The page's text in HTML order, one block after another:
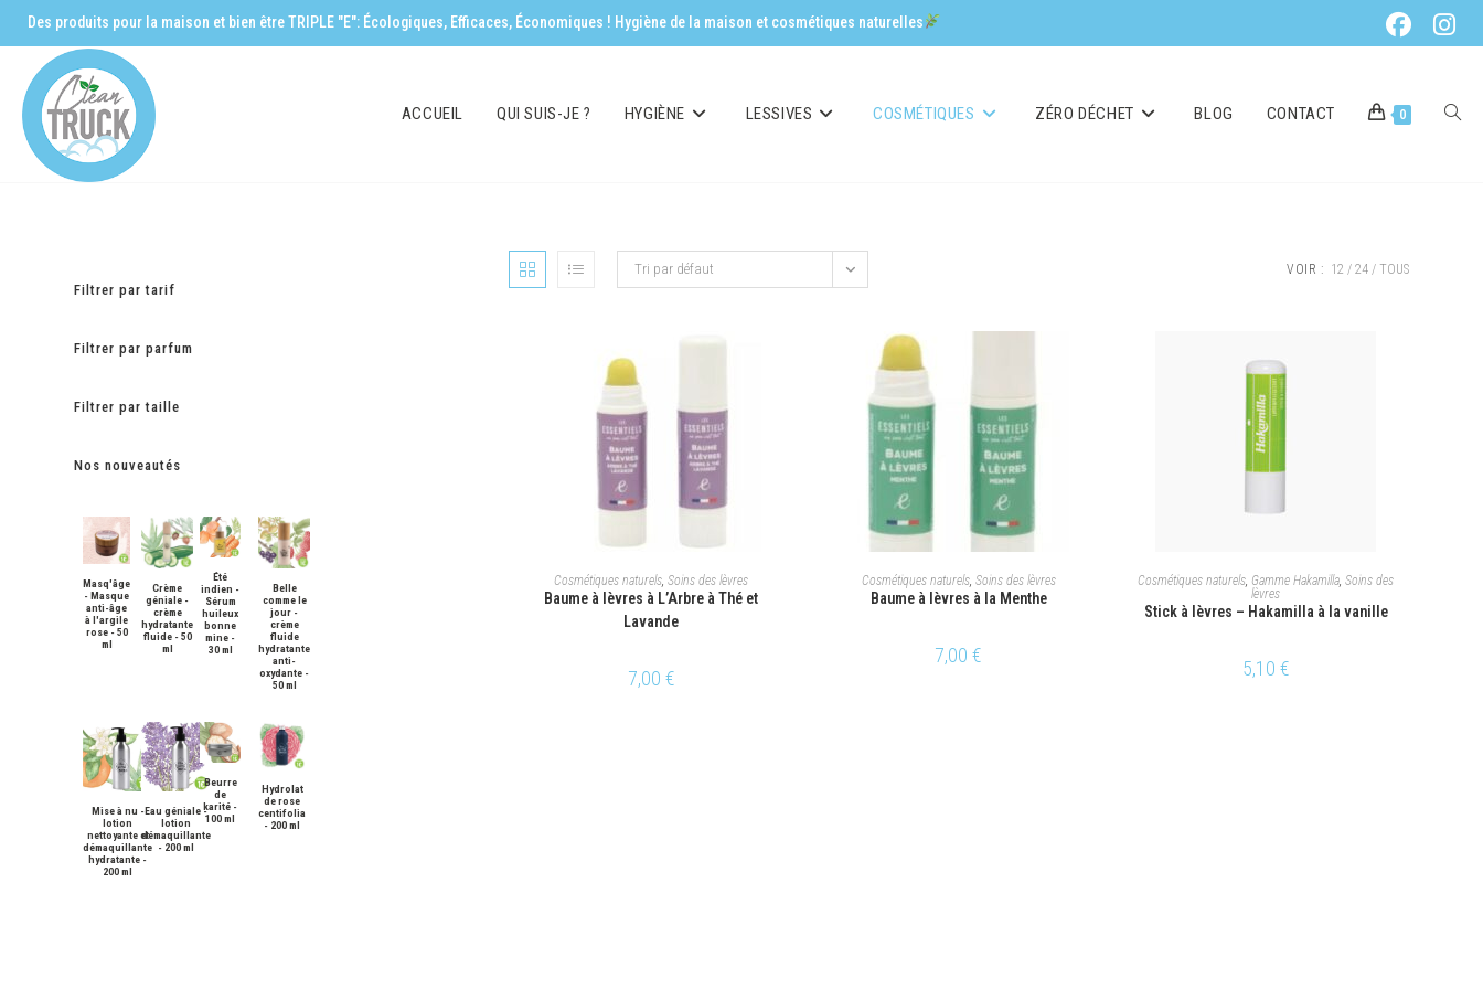
Des produits pour la maison et bien être TRIPLE "E": Écologiques, Efficaces, Économiques ! Hygiène de la maison et cosmétiques naturelles
ACCUEIL QUI SUIS-JE ? HYGIÈNE LESSIVES COSMÉTIQUES ZÉRO DÉCHET BLOG CONTACT 0
Filtrer par tarif
Filtrer par parfum
Filtrer par taille
Nos nouveautés
Masq'âge
- Masque
anti-âge
à l'argile
rose - 50
ml
Crème
géniale -
crème
hydratante
fluide - 50
ml
Été
indien -
Sérum
huileux
bonne
mine -
30 ml
Belle
comme le
jour -
crème
fluide
hydratante
anti-
oxydante -
50 ml
Mise à nu -
lotion
nettoyante et
démaquillante
hydratante -
200 ml
Eau géniale -
lotion
démaquillante
- 200 ml
Beurre
de
karité -
100 ml
Hydrolat
de rose
centifolia
- 200 ml
Tri par défaut VOIR : 12 24 TOUS
AJOUTER AU PANIER
Cosmétiques naturels,Soins des lèvres
Baume à lèvres à L’Arbre à Thé et
Lavande
7,00 €
AJOUTER AU PANIER
Cosmétiques naturels, Soins des lèvres
Baume à lèvres à la Menthe
7,00€
AJOUTER AU PANIER
Cosmétiques naturels, Gamme Hakamilla,Soins des
lèvres
Stick à lèvres – Hakamilla à la vanille
5,10 €